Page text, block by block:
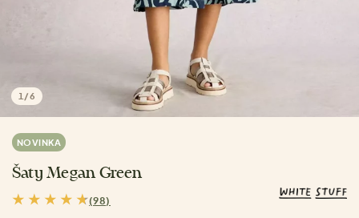
1 /6
NOVINKA
Šaty Megan Green
(98)